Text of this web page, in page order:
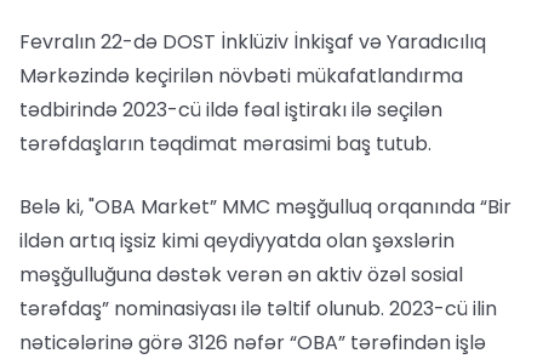
Fevralın 22-də DOST İnklüziv İnkişaf və Yaradıcılıq
Mərkəzində keçirilən növbəti mükafatlandırma
tədbirində 2023-cü ildə fəal iştirakı ilə seçilən
tərəfdaşların təqdimat mərasimi baş tutub.
Belə ki, "OBA Market” MMC məşğulluq orqanında “Bir
ildən artıq işsiz kimi qeydiyyatda olan şəxslərin
məşğulluğuna dəstək verən ən aktiv özəl sosial
tərəfdaş” nominasiyası ilə təltif olunub. 2023-cü ilin
nəticələrinə görə 3126 nəfər “OBA” tərəfindən işlə